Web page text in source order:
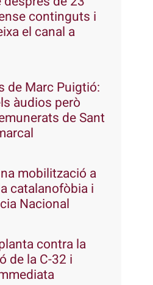
continguts i
el canal a
de Marc Puigtió:
àudios però
de Sant
mobilització a
catalanofòbia i
Nacional
contra la
de la C-32 i